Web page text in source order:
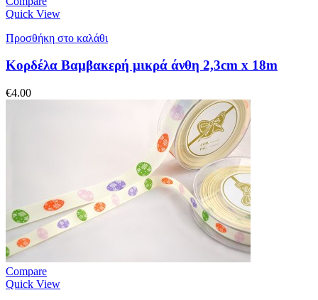
Quick View
Προσθήκη στο καλάθι
Κορδέλα Βαμβακερή μικρά άνθη 2,3cm x 18m
€4.00
Compare
Quick View